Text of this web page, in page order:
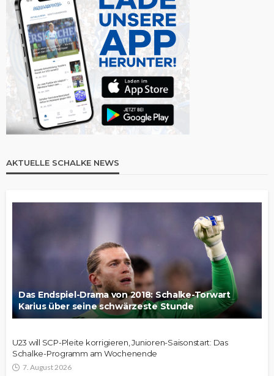
AKTUELLE SCHALKE NEWS
Das Endspiel-Drama von 2018: Schalke-Torwart
Karius über seine schwärzeste Stunde
U23 will SCP-Pleite korrigieren, Junioren-Saisonstart: Das
Schalke-Programm am Wochenende
7. August 2026